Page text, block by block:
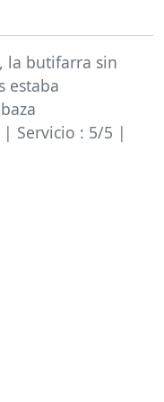
la butifarra sin
estaba
| Servicio : 5/5 |